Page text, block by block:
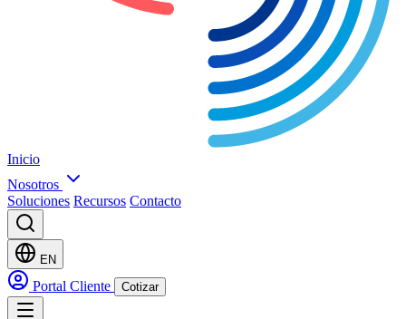
Inicio
Nosotros
Soluciones Recursos Contacto
EN
Portal Cliente Cotizar